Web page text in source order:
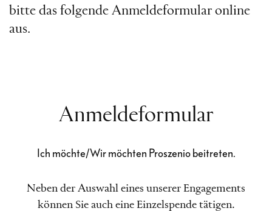
bitte das folgende Anmeldeformular online
aus.
Anmeldeformular
Ich möchte/Wir möchten Proszenio beitreten.
Neben der Auswahl eines unserer Engagements
können Sie auch eine Einzelspende tätigen.